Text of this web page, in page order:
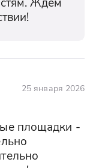
25 января 2026
площадки -